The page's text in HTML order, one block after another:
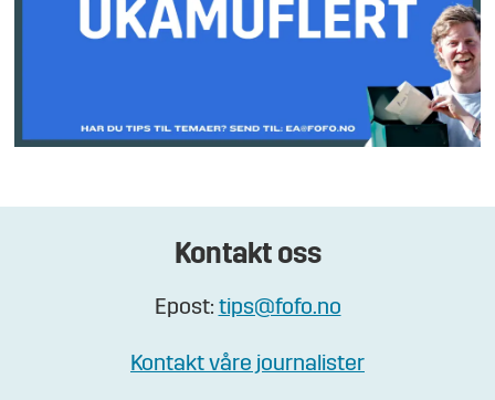
Kontakt oss
Epost: tips@fofo.no
Kontakt våre journalister